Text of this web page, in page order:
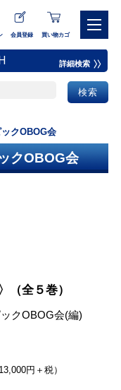
会員登録 買い物カゴ
詳細検索
クOBOG会
クOBOG会
（全５巻）
クOBOG会(編)
円＋税）